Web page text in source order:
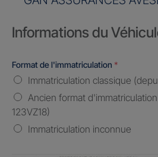
Informations du
Format de l'immatriculation *
Immatriculation classique
Ancien format
123VZ18)
Immatriculation inconnue